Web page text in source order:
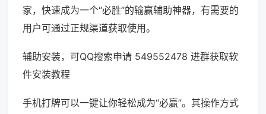
家，快速成为一个“必胜”的输赢辅助神器，有需要的
用户可通过正规渠道获取使用。
辅助安装，可QQ搜索申请 549552478 进群获取软
件安装教程
手机打牌可以一键让你轻松成为“必赢”。其操作方式